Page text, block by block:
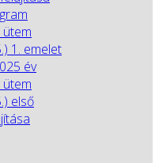
ütem
1. emelet
év
ütem
első